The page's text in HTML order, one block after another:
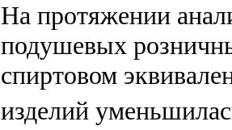
На протяжении
подушевых
спиртовом
изделий